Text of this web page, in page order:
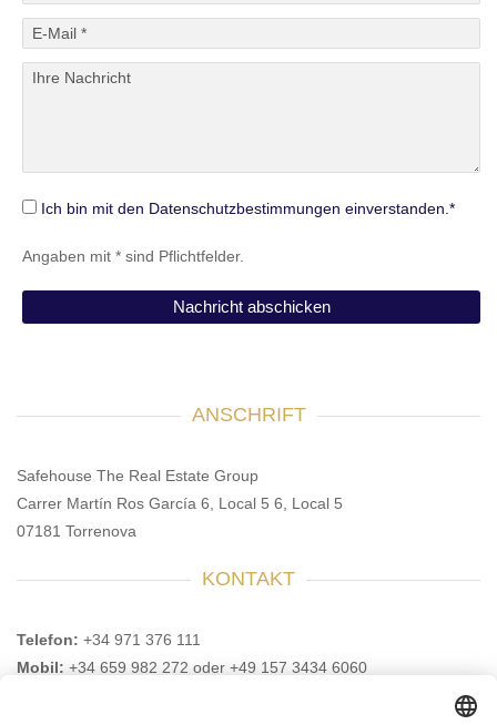
Ich bin mit den Datenschutzbestimmungen einverstanden.*
Angaben mit * sind Pflichtfelder.
ANSCHRIFT
Safehouse The Real Estate Group
Carrer Martín Ros García 6, Local 5 6, Local 5
07181 Torrenova
KONTAKT
Telefon: +34 971 376 111
Mobil: +34 659 982 272 oder +49 157 3434 6060